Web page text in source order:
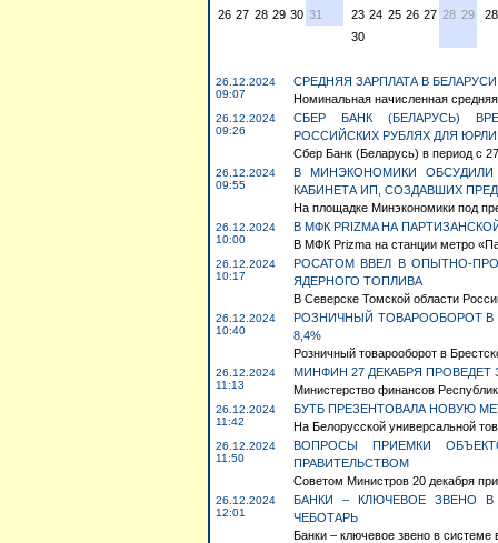
26 27 28 29 30 31
23 24 25 26 27 28 29
30
28
26.12.2024
09:07
СРЕДНЯЯ ЗАРПЛАТА В
Номинальная начисленная
26.12.2024
09:26
СБЕР БАНК (БЕЛАРУСЬ)
РОССИЙСКИХ РУБЛЯХ ДЛЯ
Сбер Банк (Беларусь) в период с
26.12.2024
09:55
В МИНЭКОНОМИКИ
КАБИНЕТА ИП, СОЗДАВШИХ
На площадке Минэкономики под
26.12.2024
10:00
В МФК PRIZMA НА
В МФК Prizma на станции метро
26.12.2024
10:17
РОСАТОМ ВВЕЛ В ОПЫТНО-
ЯДЕРНОГО ТОПЛИВА
В Северске Томской области
26.12.2024
10:40
РОЗНИЧНЫЙ ТОВАРООБОРОТ В
8,4%
Розничный товарооборот в
26.12.2024
11:13
МИНФИН 27 ДЕКАБРЯ
Министерство финансов
26.12.2024
11:42
БУТБ ПРЕЗЕНТОВАЛА НОВУЮ
На Белорусской универсальной
26.12.2024
11:50
ВОПРОСЫ ПРИЕМКИ
ПРАВИТЕЛЬСТВОМ
Советом Министров 20 декабря
26.12.2024
12:01
БАНКИ – КЛЮЧЕВОЕ ЗВЕНО В
ЧЕБОТАРЬ
Банки – ключевое звено в системе